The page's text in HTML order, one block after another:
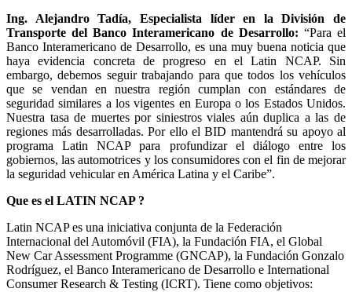
Ing. Alejandro Tadía, Especialista líder en la División de
Transporte del Banco Interamericano de Desarrollo: “Para el
Banco Interamericano de Desarrollo, es una muy buena noticia que
haya evidencia concreta de progreso en el Latin NCAP. Sin
embargo, debemos seguir trabajando para que todos los vehículos
que se vendan en nuestra región cumplan con estándares de
seguridad similares a los vigentes en Europa o los Estados Unidos.
Nuestra tasa de muertes por siniestros viales aún duplica a las de
regiones más desarrolladas. Por ello el BID mantendrá su apoyo al
programa Latin NCAP para profundizar el diálogo entre los
gobiernos, las automotrices y los consumidores con el fin de mejorar
la seguridad vehicular en América Latina y el Caribe”.
Que es el LATIN NCAP ?
Latin NCAP es una iniciativa conjunta de la Federación
Internacional del Automóvil (FIA), la Fundación FIA, el Global
New Car Assessment Programme (GNCAP), la Fundación Gonzalo
Rodríguez, el Banco Interamericano de Desarrollo e International
Consumer Research & Testing (ICRT). Tiene como objetivos: